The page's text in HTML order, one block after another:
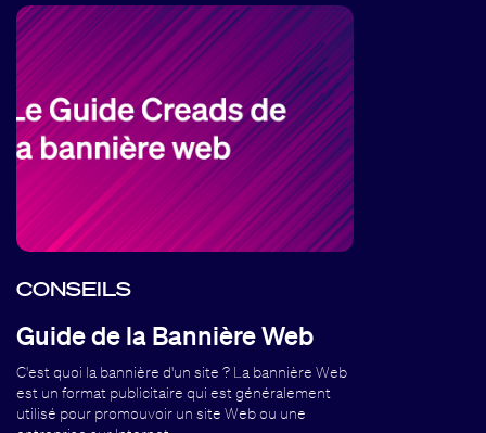
CONSEILS
Guide de la Bannière Web
C'est quoi la bannière d'un site ? La bannière Web
est un format publicitaire qui est généralement
utilisé pour promouvoir un site Web ou une